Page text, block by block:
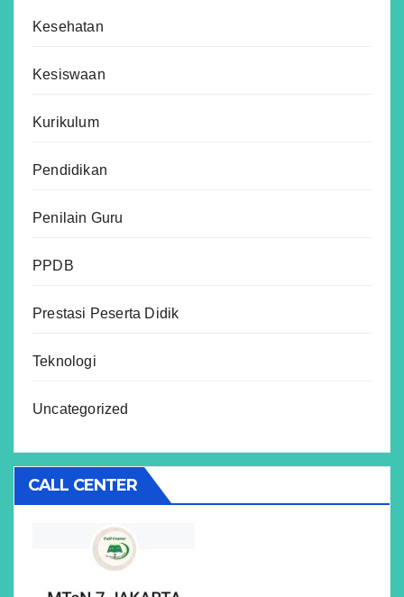
Kesehatan
Kesiswaan
Kurikulum
Pendidikan
Penilain Guru
PPDB
Prestasi Peserta Didik
Teknologi
Uncategorized
CALL CENTER